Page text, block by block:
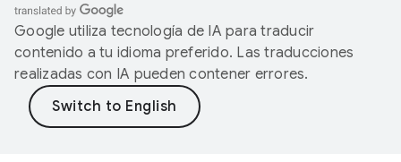
Google utiliza tecnología de IA para traducir
contenido a tu idioma preferido. Las traducciones
realizadas con IA pueden contener errores.